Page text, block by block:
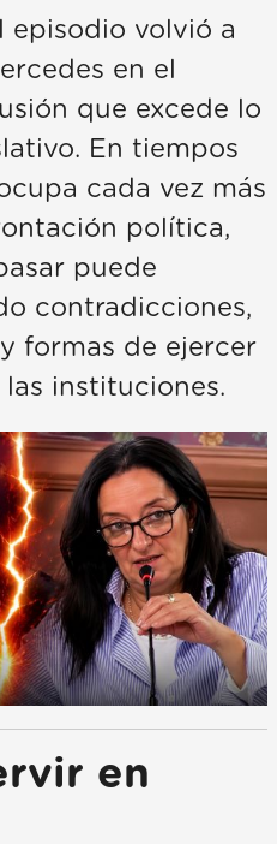
episodio volvió a
en el
que excede lo
En tiempos
cada vez más
política,
puede
contradicciones,
formas de ejercer
instituciones.
en